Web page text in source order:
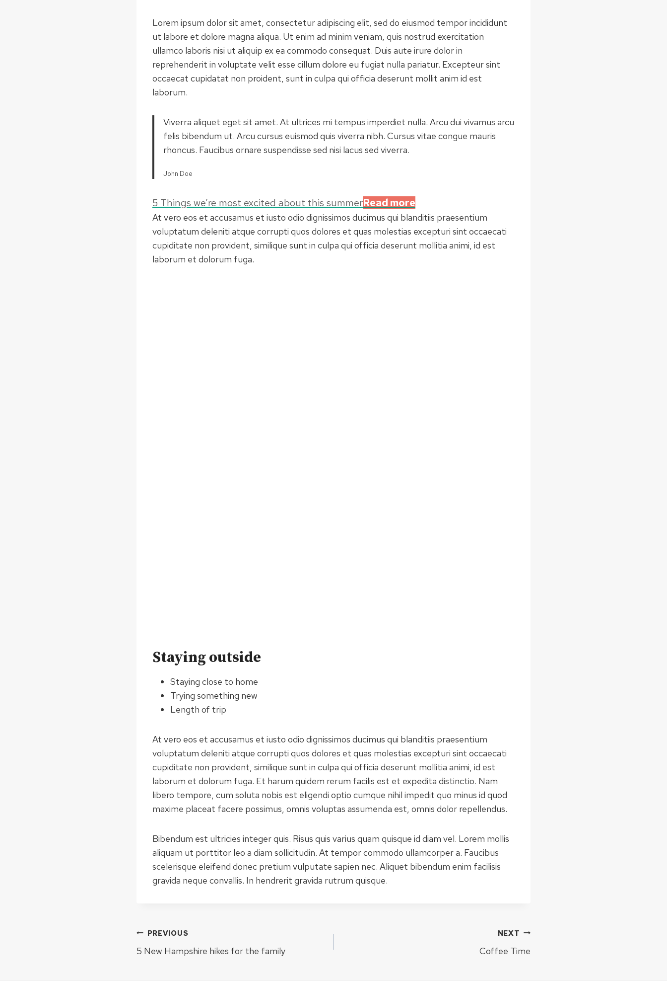
Lorem ipsum dolor sit amet, consectetur adipiscing elit, sed do eiusmod tempor incididunt
ut labore et dolore magna aliqua. Ut enim ad minim veniam, quis nostrud exercitation
ullamco laboris nisi ut aliquip ex ea commodo consequat. Duis aute irure dolor in
reprehenderit in voluptate velit esse cillum dolore eu fugiat nulla pariatur. Excepteur sint
occaecat cupidatat non proident, sunt in culpa qui officia deserunt mollit anim id est
laborum.
Viverra aliquet eget sit amet. At ultrices mi tempus imperdiet nulla. Arcu dui vivamus arcu
felis bibendum ut. Arcu cursus euismod quis viverra nibh. Cursus vitae congue mauris
rhoncus. Faucibus ornare suspendisse sed nisi lacus sed viverra.
John Doe
5 Things we’re most excited about this summerRead more
At vero eos et accusamus et iusto odio dignissimos ducimus qui blanditiis praesentium
voluptatum deleniti atque corrupti quos dolores et quas molestias excepturi sint occaecati
cupiditate non provident, similique sunt in culpa qui officia deserunt mollitia animi, id est
laborum et dolorum fuga.
Staying outside
Staying close to home
Trying something new
Length of trip
At vero eos et accusamus et iusto odio dignissimos ducimus qui blanditiis praesentium
voluptatum deleniti atque corrupti quos dolores et quas molestias excepturi sint occaecati
cupiditate non provident, similique sunt in culpa qui officia deserunt mollitia animi, id est
laborum et dolorum fuga. Et harum quidem rerum facilis est et expedita distinctio. Nam
libero tempore, cum soluta nobis est eligendi optio cumque nihil impedit quo minus id quod
maxime placeat facere possimus, omnis voluptas assumenda est, omnis dolor repellendus.
Bibendum est ultricies integer quis. Risus quis varius quam quisque id diam vel. Lorem mollis
aliquam ut porttitor leo a diam sollicitudin. At tempor commodo ullamcorper a. Faucibus
scelerisque eleifend donec pretium vulputate sapien nec. Aliquet bibendum enim facilisis
gravida neque convallis. In hendrerit gravida rutrum quisque.
Post
navigation
PREVIOUS
5 New Hampshire hikes for the family
NEXT
Coffee Time